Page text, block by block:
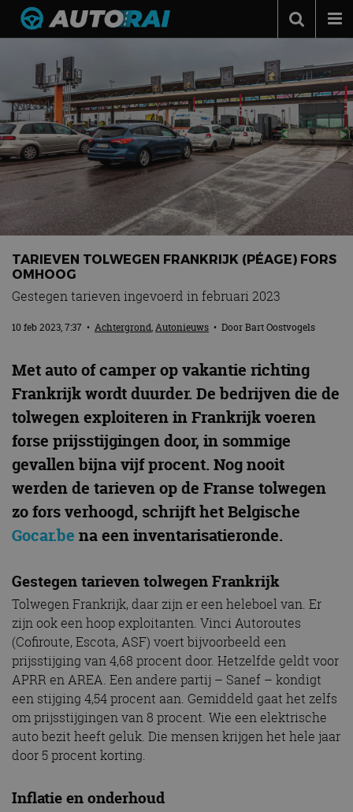
Autonieuws
Podcast
Autotests
Automerken
Adverteren
Contact
MotorRAI.nl
TARIEVEN TOLWEGEN FRANKRIJK (PÉAGE) FORS
OMHOOG
Gestegen tarieven ingevoerd in februari 2023
10 feb 2023, 7:37 • Achtergrond,Autonieuws • DoorBart Oostvogels
Met auto of camper op vakantie richting
Frankrijk wordt duurder. De bedrijven die de
tolwegen exploiteren in Frankrijk voeren
forse prijsstijgingen door, in sommige
gevallen bijna vijf procent. Nog nooit
werden de tarieven op de Franse tolwegen
zo fors verhoogd, schrijft het Belgische
Gocar.be na een inventarisatieronde.
Gestegen tarieven tolwegen Frankrijk
Tolwegen Frankrijk, daar zijn er een heleboel van. Er
zijn ook een hoop exploitanten. Vinci Autoroutes
(Cofiroute, Escota, ASF) voert bijvoorbeeld een
prijsstijging van 4,68 procent door. Hetzelfde geldt voor
APRR en AREA. Een andere partij – Sanef – kondigt
een stijging 4,54 procent aan. Gemiddeld gaat het zelfs
om prijsstijgingen van 8 procent. Wie een elektrische
auto bezit heeft geluk. Die mensen krijgen het hele jaar
door 5 procent korting.
Inflatie en onderhoud